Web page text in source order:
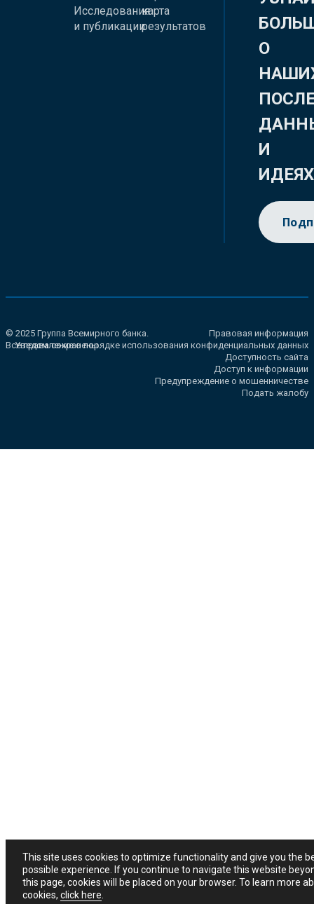
Исследования
и публикации
карта
результатов
О
И
ИДЕЯХ
© 2025 Группа Всемирного банка.
Все права сохранены.
Правовая информация
Уведомление о порядке использования конфиденциальных данных
Доступность сайта
Доступ к информации
Предупреждение о мошенничестве
Подать жалобу
This site uses cookies to optimize functionality and give you the
possible experience. If you continue to navigate this website
this page, cookies will be placed on your browser. To learn more
cookies, click here